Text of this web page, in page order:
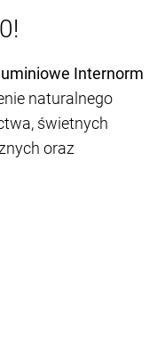
Internorm
naturalnego
świetnych
oraz